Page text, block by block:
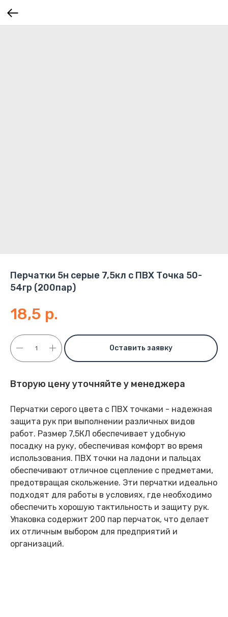
Перчатки 5н серые 7,5кл с ПВХ Точка 50-
54гр (200пар)
18,5 р.
Оставить заявку
Вторую цену уточняйте у менеджера
Перчатки серого цвета с ПВХ точками - надежная
защита рук при выполнении различных видов
работ. Размер 7,5КЛ обеспечивает удобную
посадку на руку, обеспечивая комфорт во время
использования. ПВХ точки на ладони и пальцах
обеспечивают отличное сцепление с предметами,
предотвращая скольжение. Эти перчатки идеально
подходят для работы в условиях, где необходимо
обеспечить хорошую тактильность и защиту рук.
Упаковка содержит 200 пар перчаток, что делает
их отличным выбором для предприятий и
организаций.